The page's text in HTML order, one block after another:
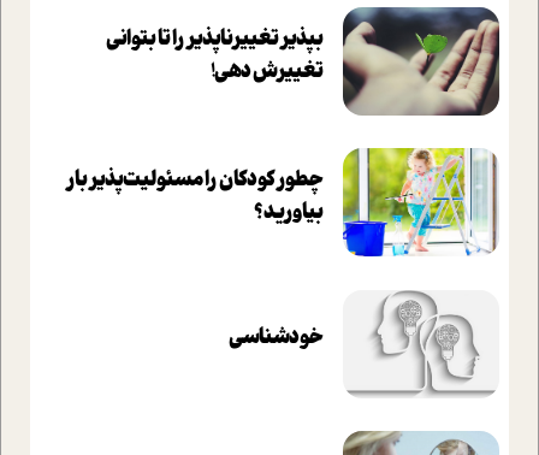
بپذير تغييرناپذير را تا بتواني
تغييرش دهي!‏
چطور کودکان را مسئولیت‌پذیر بار
بیاورید؟
خودشناسی